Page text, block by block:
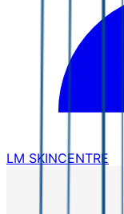
LM SKINCENTRE